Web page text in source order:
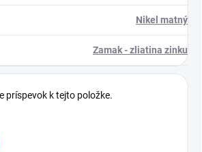
Nikel matný
Zamak - zliatina zinku
príspevok k tejto položke.